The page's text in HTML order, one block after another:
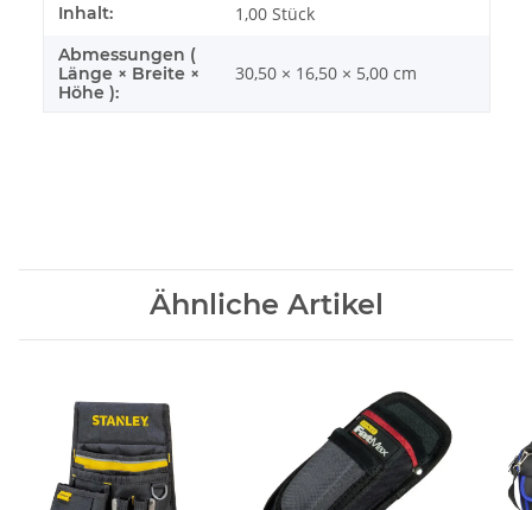
Inhalt: 1,00 Stück
Abmessungen (
Länge × Breite ×
Höhe ):
30,50 × 16,50 × 5,00 cm
Ähnliche Artikel